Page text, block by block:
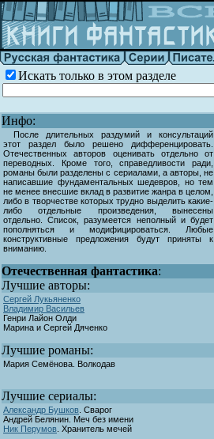
Искать только в этом разделе
Инфо:
После длительных раздумий и консультаций
этот раздел было решено дифференцировать.
Отечественных авторов оценивать отдельно от
переводных. Кроме того, справедливости ради,
романы были разделены с сериалами, а авторы, не
написавшие фундаментальных шедевров, но тем
не менее внесшие вклад в развитие жанра в целом,
либо в творчестве которых трудно выделить какие-
либо отдельные произведения, вынесены
отдельно. Список, разумеется неполный и будет
пополняться и модифицироваться. Любые
конструктивные предложения будут приняты к
вниманию.
Отечественная фантастика:
Лучшие авторы:
Сергей Лукьяненко
Владимир Васильев
Генри Лайон Олди
Марина и Сергей Дяченко
Лучшие романы:
Мария Семёнова . Волкодав
Лучшие сериалы:
Александр Бушков . Сварог
Андрей Белянин. Меч без имени
Ник Перумов . Хранитель мечей